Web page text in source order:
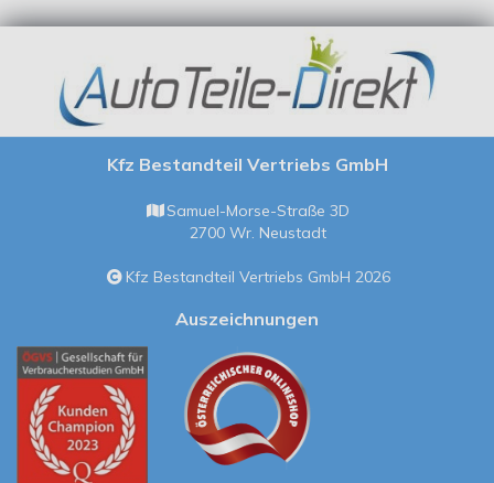
Kfz Bestandteil Vertriebs GmbH
Samuel-Morse-Straße 3D
2700 Wr. Neustadt
Kfz Bestandteil Vertriebs GmbH 2026
Auszeichnungen